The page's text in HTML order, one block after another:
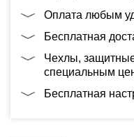
Оплата любым
Бесплатная
Чехлы,
специальным
Бесплатная